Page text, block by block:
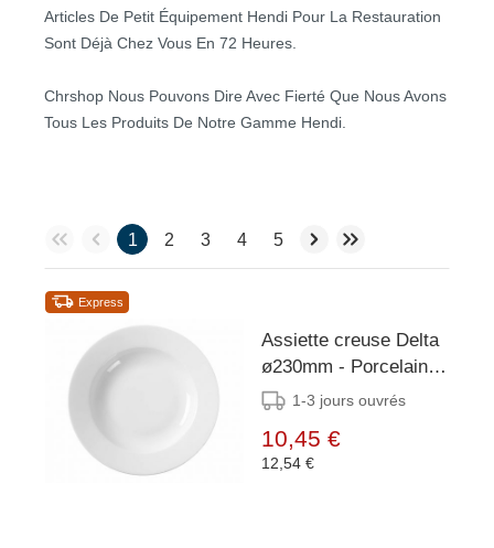
Articles De Petit Équipement Hendi Pour La Restauration
Sont Déjà Chez Vous En 72 Heures.
Chrshop Nous Pouvons Dire Avec Fierté Que Nous Avons
Tous Les Produits De Notre Gamme Hendi.
1 2 3 4 5
Express
Assiette creuse Delta
ø230mm - Porcelaine
blanche1-3 jours ouvrés
10,45 €
12,54 €